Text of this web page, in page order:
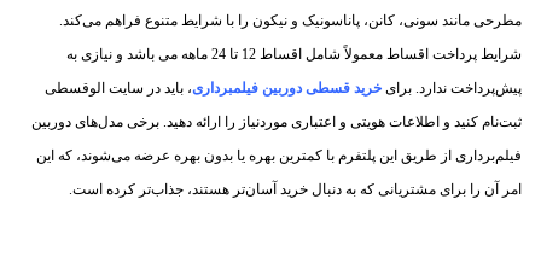
مطرحی مانند سونی، کانن، پاناسونیک و نیکون را با شرایط متنوع فراهم می‌کند.
شرایط پرداخت اقساط معمولاً شامل اقساط 12 تا 24 ماهه می باشد و نیازی به
پیش‌پرداخت ندارد. برای خرید قسطی دوربین فیلمبرداری، باید در سایت الوقسطی
ثبت‌نام کنید و اطلاعات هویتی و اعتباری موردنیاز را ارائه دهید. برخی مدل‌های دوربین
فیلم‌برداری از طریق این پلتفرم با کمترین بهره یا بدون بهره عرضه می‌شوند، که این
امر آن را برای مشتریانی که به دنبال خرید آسان‌تر هستند، جذاب‌تر کرده است.